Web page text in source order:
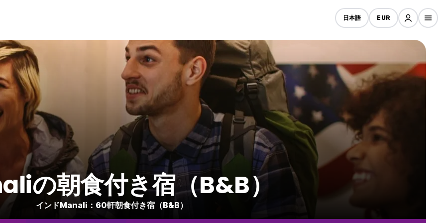
日本語 EUR
の朝食付き宿（B&B）
インドManali：60軒朝食付き宿（B&B）